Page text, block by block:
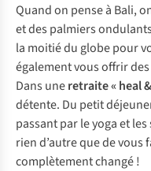
Quand on pense à Bali,
et des palmiers
la moitié du globe pour
également vous offrir des
Dans uneretraite « heal
détente. Du petit
passant par le yoga et
rien d’autre que de
complètement changé !